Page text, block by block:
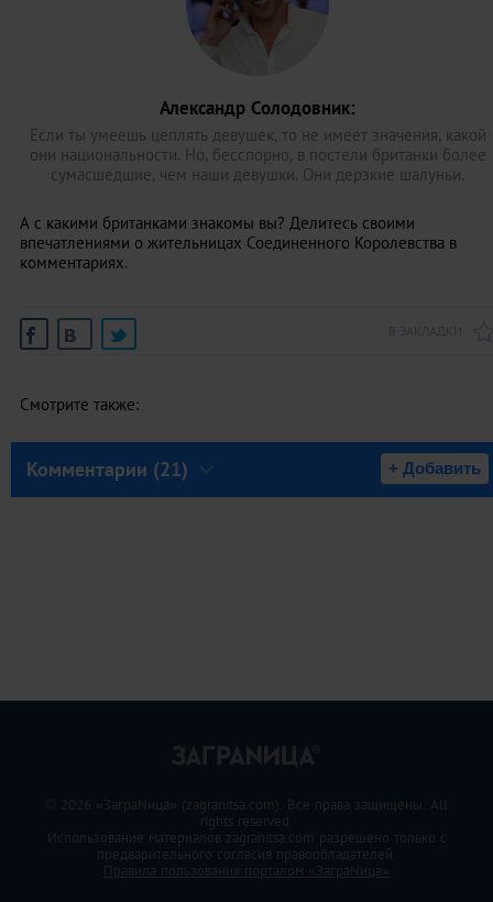
Александр Солодовник:
Если ты умеешь цеплять девушек, то не имеет значения, какой
они национальности. Но, бесспорно, в постели британки более
сумасшедшие, чем наши девушки. Они дерзкие шалуньи.
А с какими британками знакомы вы? Делитесь своими
впечатлениями о жительницах Соединенного Королевства в
комментариях.
Смотрите также:
Комментарии (21) + Добавить
© 2026 «ЗаграNица» (zagranitsa.com). Все права защищены. All
rights reserved.
Использование материалов zagranitsa.com разрешено только с
предварительного согласия правообладателей.
Правила пользования порталом «ЗаграNица»